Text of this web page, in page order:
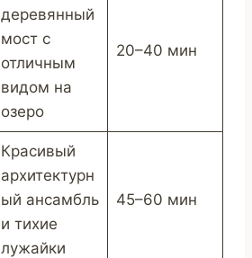
деревянный
мост с
отличным
видом на
озеро
20–40 мин
Красивый
архитектурн
ый ансамбль
и тихие
лужайки
45–60 мин